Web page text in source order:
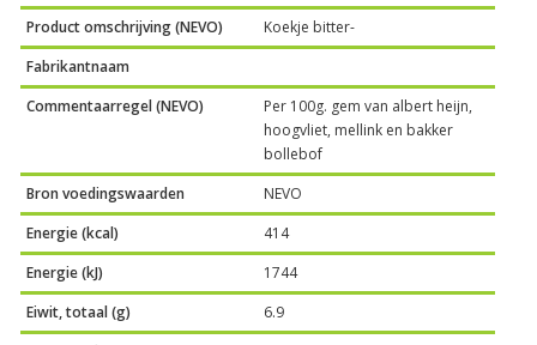
Product omschrijving (NEVO)
Koekje bitter-
Fabrikantnaam
Commentaarregel (NEVO)
Per 100g. gem van albert heijn,
hoogvliet, mellink en bakker
bollebof
Bron voedingswaarden
NEVO
Energie (kcal)
414
Energie (kJ)
1744
Eiwit, totaal (g)
6.9